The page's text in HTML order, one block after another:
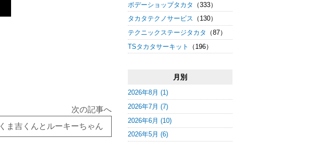
次の記事へ
くま吉くんとルーキーちゃん
ボデーショップタカタ
（333）
タカタテクノサービス （130）
テクニックステージタカタ
（87）
TSタカタサーキット
（196）
月別
2026年8月 (1)
2026年7月 (7)
2026年6月 (10)
2026年5月 (6)